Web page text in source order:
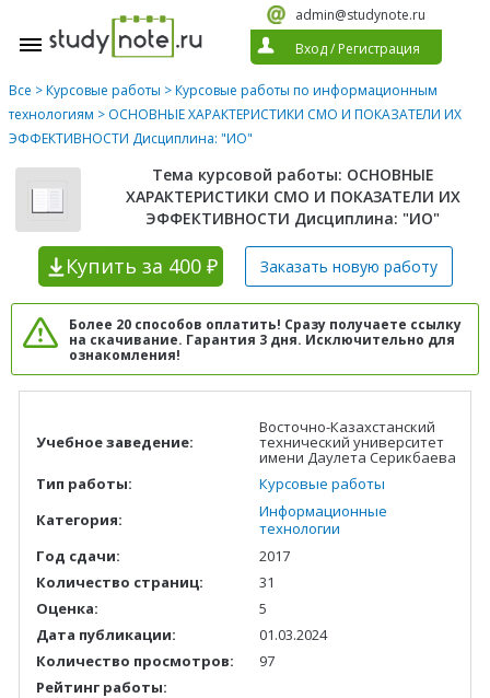
admin@studynote.ru
Вход/ Регистрация
Все >Курсовые работы >Курсовые работы по информационным
технологиям > ОСНОВНЫЕ ХАРАКТЕРИСТИКИ СМО И ПОКАЗАТЕЛИ ИХ
ЭФФЕКТИВНОСТИ Дисциплина: "ИО"
Тема курсовой работы: ОСНОВНЫЕ
ХАРАКТЕРИСТИКИ СМО И ПОКАЗАТЕЛИ ИХ
ЭФФЕКТИВНОСТИ Дисциплина: "ИО"
Купить за 400 ₽ Заказать новую работу
Более 20 способов оплатить! Сразу получаете ссылку
на скачивание. Гарантия 3 дня. Исключительно для
ознакомления!
Учебное заведение:
Восточно-Казахстанский
технический университет
имени Даулета Серикбаева
Тип работы:
Курсовые работы
Категория:
Информационные
технологии
Год сдачи:
2017
Количество страниц:
31
Оценка:
5
Дата публикации:
01.03.2024
Количество просмотров:
97
Рейтинг работы: